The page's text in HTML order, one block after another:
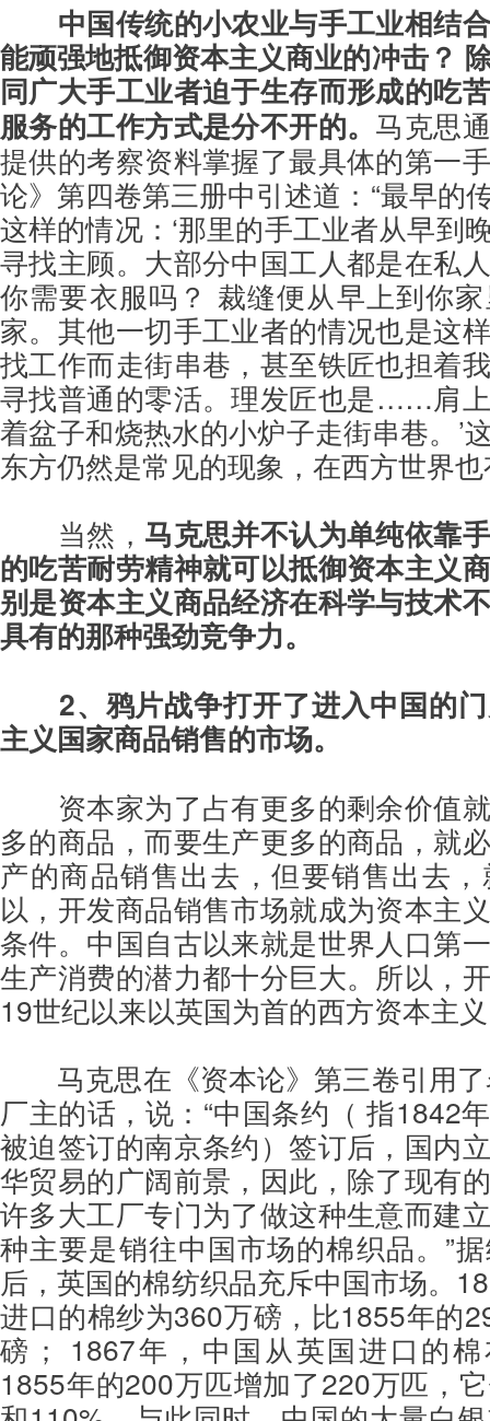
中国传统的小农业与手工业相结
能顽强地抵御资本主义商业的冲击？
同广大手工业者迫于生存而形成的吃
服务的工作方式是分不开的。 马克思
提供的考察资料掌握了最具体的第一
论》第四卷第三册中引述道：“最早的
这样的情况：‘那里的手工业者从早到
寻找主顾。大部分中国工人都是在私
你需要衣服吗？ 裁缝便从早上到你
家。其他一切手工业者的情况也是这
找工作而走街串巷，甚至铁匠也担着
寻找普通的零活。理发匠也是……肩
着盆子和烧热水的小炉子走街串巷。’
东方仍然是常见的现象，在西方世界
当然， 马克思并不认为单纯依靠
的吃苦耐劳精神就可以抵御资本主义
别是资本主义商品经济在科学与技术
具有的那种强劲竞争力。
2、鸦片战争打开了进入中国的
主义国家商品销售的市场。
资本家为了占有更多的剩余价值
多的商品，而要生产更多的商品，就
产的商品销售出去，但要销售出去
以，开发商品销售市场就成为资本主
条件。中国自古以来就是世界人口第
生产消费的潜力都十分巨大。所以，
19世纪以来以英国为首的西方资本主
马克思在《资本论》第三卷引用
厂主的话，说：“中国条约（ 指1842
被迫签订的南京条约）签订后，国内
华贸易的广阔前景，因此，除了现有
许多大工厂专门为了做这种生意而建
种主要是销往中国市场的棉织品。”
后，英国的棉纺织品充斥中国市场。
进口的棉纱为360万磅，比1855年的
磅； 1867年，中国从英国进口的
1855年的200万匹增加了220万匹，